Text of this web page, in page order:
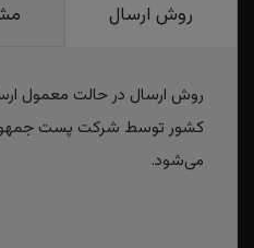
روش ارسال
روش ارسال در حالت معمول
کشور توسط شرکت پست
می‌شود.